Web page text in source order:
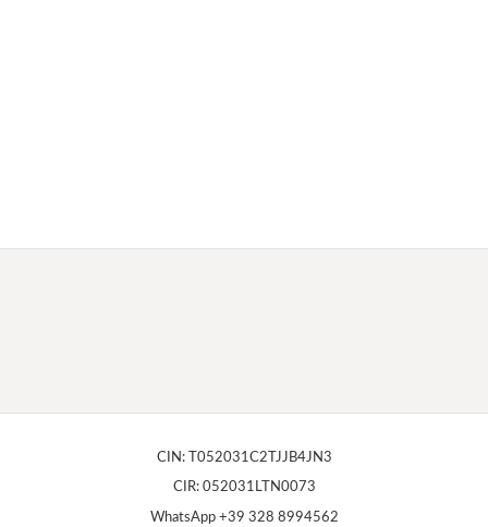
CIN: T052031C2TJJB4JN3
CIR: 052031LTN0073
WhatsApp +39 328 8994562